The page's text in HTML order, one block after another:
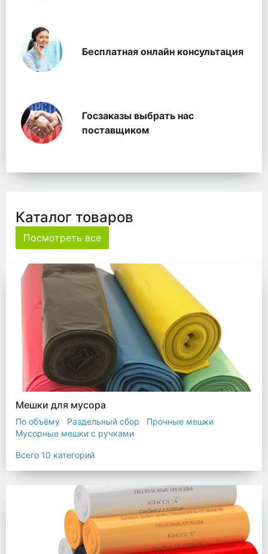
Бесплатная онлайн консультация
Госзаказы выбрать нас
поставщиком
Каталог товаров
Посмотреть все
Мешки для мусора
По объёму Раздельный сбор
Прочные мешки
Мусорные мешки с ручками
Прозрачные мешки
Мешки строительные
Мешок для листьев
Всего 10 категорий